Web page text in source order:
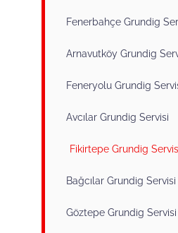
Fenerbahçe Grundig
Arnavutköy Grundig
Feneryolu Grundig
Avcılar Grundig Servisi
Fikirtepe Grundig
Bağcılar Grundig Servisi
Göztepe Grundig Servisi